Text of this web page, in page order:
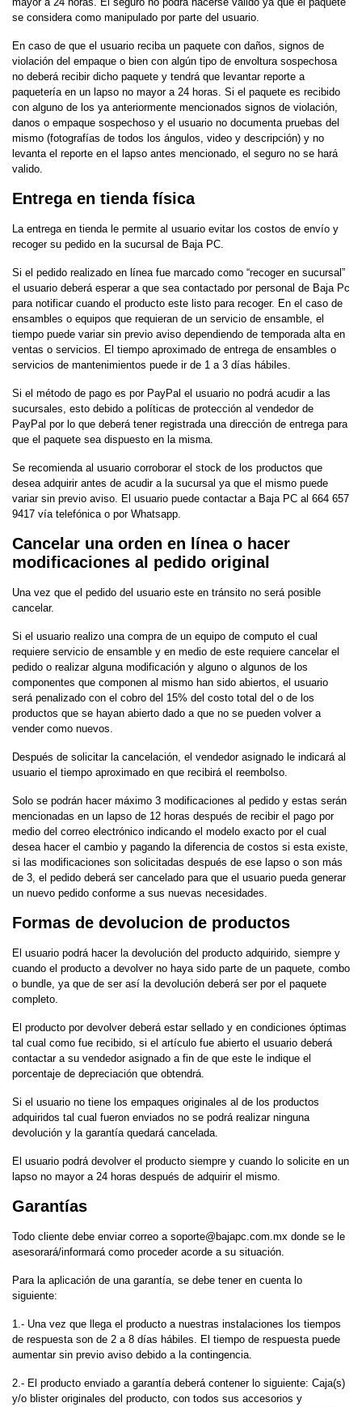
se considera como manipulado por parte del usuario.
En caso de que el usuario reciba un paquete con daños, signos de
violación del empaque o bien con algún tipo de envoltura sospechosa
no deberá recibir dicho paquete y tendrá que levantar reporte a
paquetería en un lapso no mayor a 24 horas. Si el paquete es recibido
con alguno de los ya anteriormente mencionados signos de violación,
danos o empaque sospechoso y el usuario no documenta pruebas del
mismo (fotografías de todos los ángulos, video y descripción) y no
levanta el reporte en el lapso antes mencionado, el seguro no se hará
valido.
Entrega en tienda física
La entrega en tienda le permite al usuario evitar los costos de envío y
recoger su pedido en la sucursal de Baja PC.
Si el pedido realizado en línea fue marcado como “recoger en sucursal”
el usuario deberá esperar a que sea contactado por personal de Baja Pc
para notificar cuando el producto este listo para recoger. En el caso de
ensambles o equipos que requieran de un servicio de ensamble, el
tiempo puede variar sin previo aviso dependiendo de temporada alta en
ventas o servicios. El tiempo aproximado de entrega de ensambles o
servicios de mantenimientos puede ir de 1 a 3 días hábiles.
Si el método de pago es por PayPal el usuario no podrá acudir a las
sucursales, esto debido a políticas de protección al vendedor de
PayPal por lo que deberá tener registrada una dirección de entrega para
que el paquete sea dispuesto en la misma.
Se recomienda al usuario corroborar el stock de los productos que
desea adquirir antes de acudir a la sucursal ya que el mismo puede
variar sin previo aviso. El usuario puede contactar a Baja PC al 664 657
9417 vía telefónica o por Whatsapp.
Cancelar una orden en línea o hacer
modificaciones al pedido original
Una vez que el pedido del usuario este en tránsito no será posible
cancelar.
Si el usuario realizo una compra de un equipo de computo el cual
requiere servicio de ensamble y en medio de este requiere cancelar el
pedido o realizar alguna modificación y alguno o algunos de los
componentes que componen al mismo han sido abiertos, el usuario
será penalizado con el cobro del 15% del costo total del o de los
productos que se hayan abierto dado a que no se pueden volver a
vender como nuevos.
Después de solicitar la cancelación, el vendedor asignado le indicará al
usuario el tiempo aproximado en que recibirá el reembolso.
Solo se podrán hacer máximo 3 modificaciones al pedido y estas serán
mencionadas en un lapso de 12 horas después de recibir el pago por
medio del correo electrónico indicando el modelo exacto por el cual
desea hacer el cambio y pagando la diferencia de costos si esta existe,
si las modificaciones son solicitadas después de ese lapso o son más
de 3, el pedido deberá ser cancelado para que el usuario pueda generar
un nuevo pedido conforme a sus nuevas necesidades.
Formas de devolucion de productos
El usuario podrá hacer la devolución del producto adquirido, siempre y
cuando el producto a devolver no haya sido parte de un paquete, combo
o bundle, ya que de ser así la devolución deberá ser por el paquete
completo.
El producto por devolver deberá estar sellado y en condiciones óptimas
tal cual como fue recibido, si el artículo fue abierto el usuario deberá
contactar a su vendedor asignado a fin de que este le indique el
porcentaje de depreciación que obtendrá.
Si el usuario no tiene los empaques originales al de los productos
adquiridos tal cual fueron enviados no se podrá realizar ninguna
devolución y la garantía quedará cancelada.
El usuario podrá devolver el producto siempre y cuando lo solicite en un
lapso no mayor a 24 horas después de adquirir el mismo.
Garantías
Todo cliente debe enviar correo a soporte@bajapc.com.mx donde se le
asesorará/informará como proceder acorde a su situación.
Para la aplicación de una garantía, se debe tener en cuenta lo
siguiente:
1.- Una vez que llega el producto a nuestras instalaciones los tiempos
de respuesta son de 2 a 8 días hábiles. El tiempo de respuesta puede
aumentar sin previo aviso debido a la contingencia.
2.- El producto enviado a garantía deberá contener lo siguiente: Caja(s)
y/o blister originales del producto, con todos sus accesorios y